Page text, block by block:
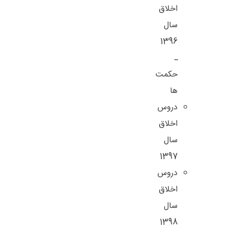
اخلاق
سال
1396
ـ
حکمت
ها
دروس
اخلاق
سال
1397
دروس
اخلاق
سال
1398